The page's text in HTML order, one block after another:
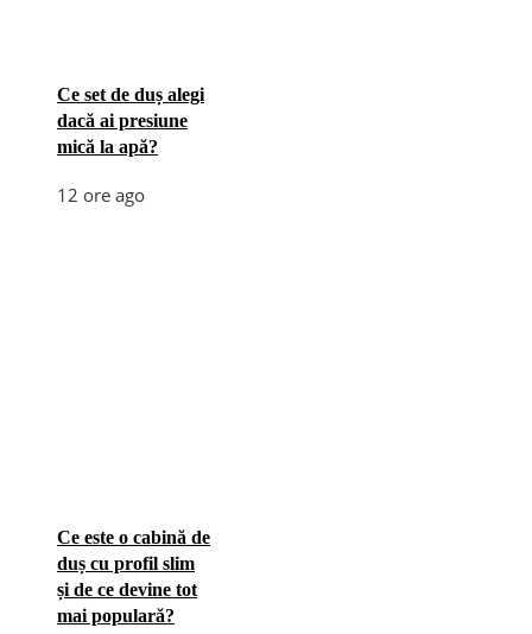
Ce set de duș alegi
dacă ai presiune
mică la apă?
12 ore ago
Ce este o cabină de
duș cu profil slim
și de ce devine tot
mai populară?